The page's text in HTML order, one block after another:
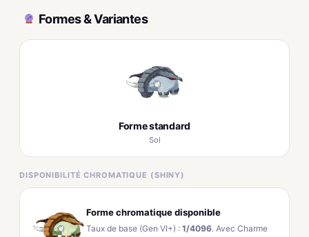
Formes & Variantes
Forme standard
Sol
DISPONIBILITÉ CHROMATIQUE (SHINY)
Forme chromatique disponible
Taux de base (Gen VI+) : 1/4096. Avec Charme